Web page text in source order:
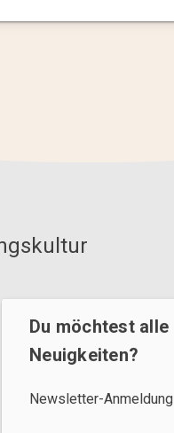
Du möchtest alle
Neuigkeiten?
Newsletter-Anmeldung